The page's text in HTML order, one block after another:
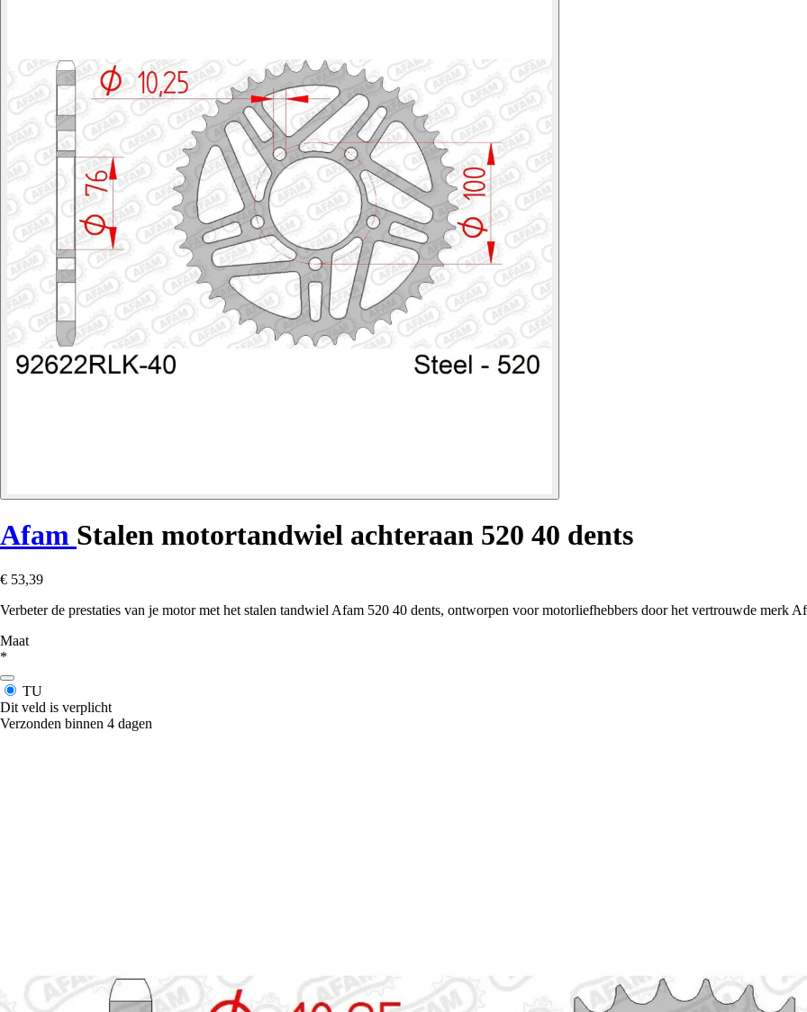
Afam Stalen motortandwiel achteraan 520 40 dents
€ 53,39
Verbeter de prestaties van je motor met het stalen tandwiel Afam 520 40 dents, ontworpen voor motorliefhebbers door het vertrouwde merk
Maat
*
TU
Dit veld is verplicht
Verzonden binnen 4 dagen